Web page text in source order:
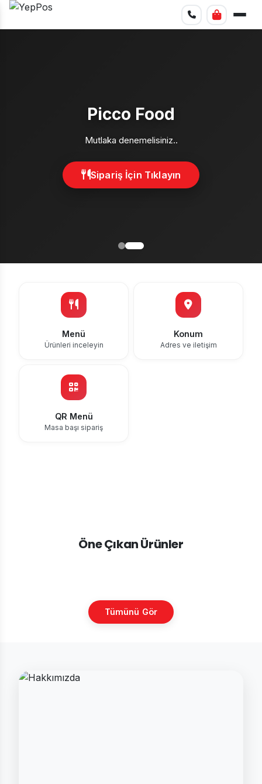
Picco Food
Mutlaka denemelisiniz..
Sipariş İçin Tıklayın
Menü
Ürünleri inceleyin
Konum
Adres ve iletişim
QR Menü
Masa başı sipariş
Öne Çıkan Ürünler
Tümünü Gör